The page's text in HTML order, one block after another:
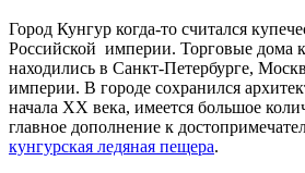
Город Кунгур когда-то считался
Российской империи. Торговые дома
находились в Санкт-Петербурге,
империи. В городе сохранился
начала XX века, имеется большое
главное дополнение к
кунгурская ледяная пещера.